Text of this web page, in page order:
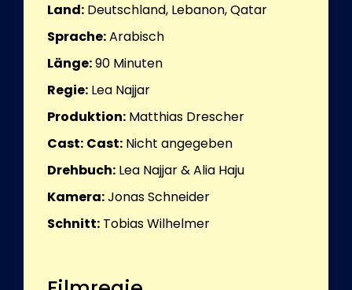
Land: Deutschland, Lebanon, Qatar
Sprache:Arabisch
Länge:90 Minuten
Regie: Lea Najjar
Produktion: Matthias Drescher
Cast: Cast: Nicht angegeben
Drehbuch: Lea Najjar & Alia Haju
Kamera:Jonas Schneider
Schnitt: Tobias Wilhelmer